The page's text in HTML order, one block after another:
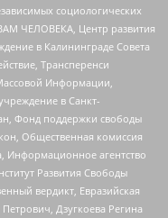
социологических
ЧЕЛОВЕКА, Центр развития
в Калининграде Совета
Трансперенси
Информации,
в Санкт-
Фонд поддержки свободы
Общественная комиссия
Информационное агентство
Развития Свободы
вердикт, Евразийская
Дзугкоева Регина